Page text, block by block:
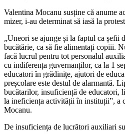
Valentina Mocanu susține că anume
mizer, i-au determinat să iasă la
„Uneori se ajunge și la faptul ca șefii
bucătărie, ca să fie alimentați copiii.
facă lucrul pentru tot perso­nalul
cu indiferența guvernanților, ca la 1
educatori în grădinițe, ajutori de
preșcolare este destul de alarmantă.
bucătarilor, insuficiență de educatori,
la ineficiența activității în instituții”, a
Mocanu.
De insuficiența de lucrători auxiliari